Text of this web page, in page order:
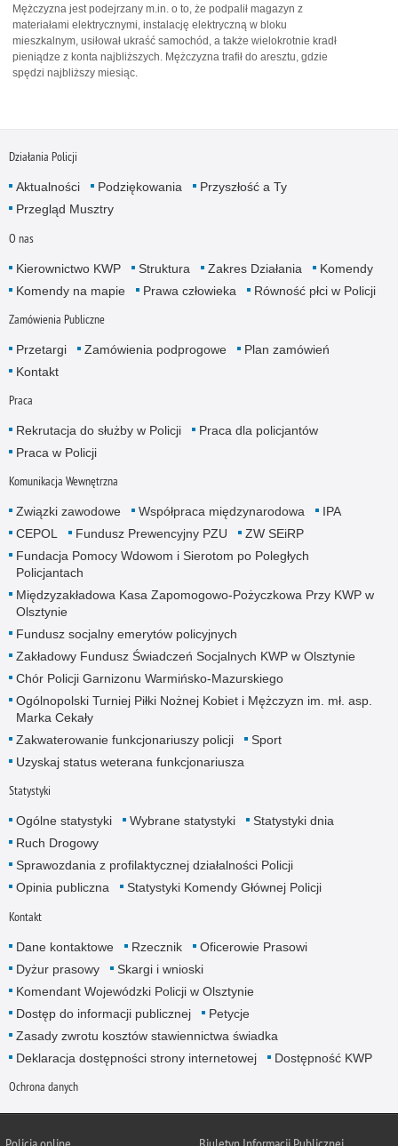
Mężczyzna jest podejrzany m.in. o to, że podpalił magazyn z
materiałami elektrycznymi, instalację elektryczną w bloku
mieszkalnym, usiłował ukraść samochód, a także wielokrotnie kradł
pieniądze z konta najbliższych. Mężczyzna trafił do aresztu, gdzie
spędzi najbliższy miesiąc.
Działania Policji
Aktualności Podziękowania
Przyszłość a Ty
Przegląd Musztry
O nas
Kierownictwo KWP Struktura Zakres Działania
Komendy
Komendy na mapie
Prawa człowieka Równość płci w Policji
Zamówienia Publiczne
Przetargi Zamówienia podprogowe
Plan zamówień
Kontakt
Praca
Rekrutacja do służby w Policji
Praca dla policjantów
Praca w Policji
Komunikacja Wewnętrzna
Związki zawodowe Współpraca międzynarodowa
IPA
CEPOL
Fundusz Prewencyjny PZU
ZW SEiRP
Fundacja Pomocy Wdowom i Sierotom po Poległych
Policjantach
Międzyzakładowa Kasa Zapomogowo-Pożyczkowa Przy KWP w
Olsztynie
Fundusz socjalny emerytów policyjnych
Zakładowy Fundusz Świadczeń Socjalnych KWP w Olsztynie
Chór Policji Garnizonu Warmińsko-Mazurskiego
Ogólnopolski Turniej Piłki Nożnej Kobiet i Mężczyzn im. mł. asp.
Marka Cekały
Zakwaterowanie funkcjonariuszy policji
Sport
Uzyskaj status weterana funkcjonariusza
Statystyki
Ogólne statystyki Wybrane statystyki
Statystyki dnia
Ruch Drogowy
Sprawozdania z profilaktycznej działalności Policji
Opinia publiczna
Statystyki Komendy Głównej Policji
Kontakt
Dane kontaktowe Rzecznik
Oficerowie Prasowi
Dyżur prasowy
Skargi i wnioski
Komendant Wojewódzki Policji w Olsztynie
Dostęp do informacji publicznej
Petycje
Zasady zwrotu kosztów stawiennictwa świadka
Deklaracja dostępności strony internetowej
Dostępność KWP
Ochrona danych